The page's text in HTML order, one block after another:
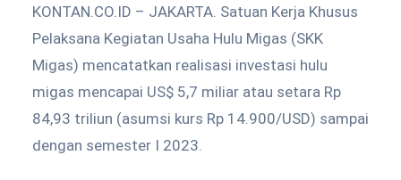
KONTAN.CO.ID – JAKARTA. Satuan Kerja Khusus
Pelaksana Kegiatan Usaha Hulu Migas (SKK
Migas) mencatatkan realisasi investasi hulu
migas mencapai US$ 5,7 miliar atau setara Rp
84,93 triliun (asumsi kurs Rp 14.900/USD) sampai
dengan semester I 2023.